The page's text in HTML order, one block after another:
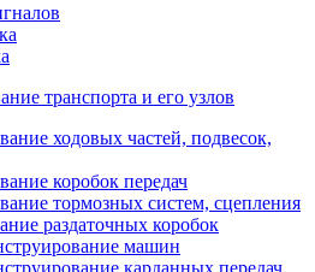
транспорта и его узлов
ходовых частей, подвесок,
коробок передач
тормозных систем, сцепления
раздаточных коробок
машин
карданных передач,